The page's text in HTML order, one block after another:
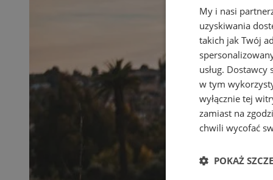
My i nasi
uzyskiwania
takich jak Twój
usług. Dostawcy
w tym
wyłącznie tej
zamiast na
chwili wycofać
POKAŻ